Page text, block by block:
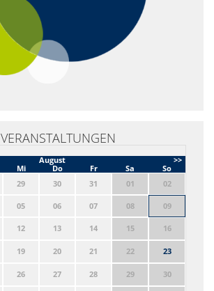
VERANSTALTUNGEN
>>
August
Mi Do Fr Sa
So
29 30 31 01 02
05 06 07 08 09
12 13 14 15 16
19 20 21 22 23
26 27 28 29 30